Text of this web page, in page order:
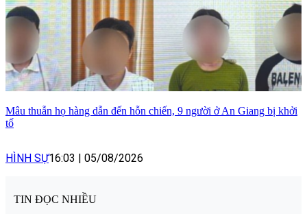
Mâu thuẫn họ hàng dẫn đến hỗn chiến, 9 người ở An Giang bị khởi
tố
HÌNH SỰ16:03 | 05/08/2026
TIN ĐỌC NHIỀU